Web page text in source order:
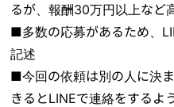
るが、報酬30万円以上など
■多数の応募があるため、
記述
■今回の依頼は別の人に決
きるとLINEで連絡をするよ